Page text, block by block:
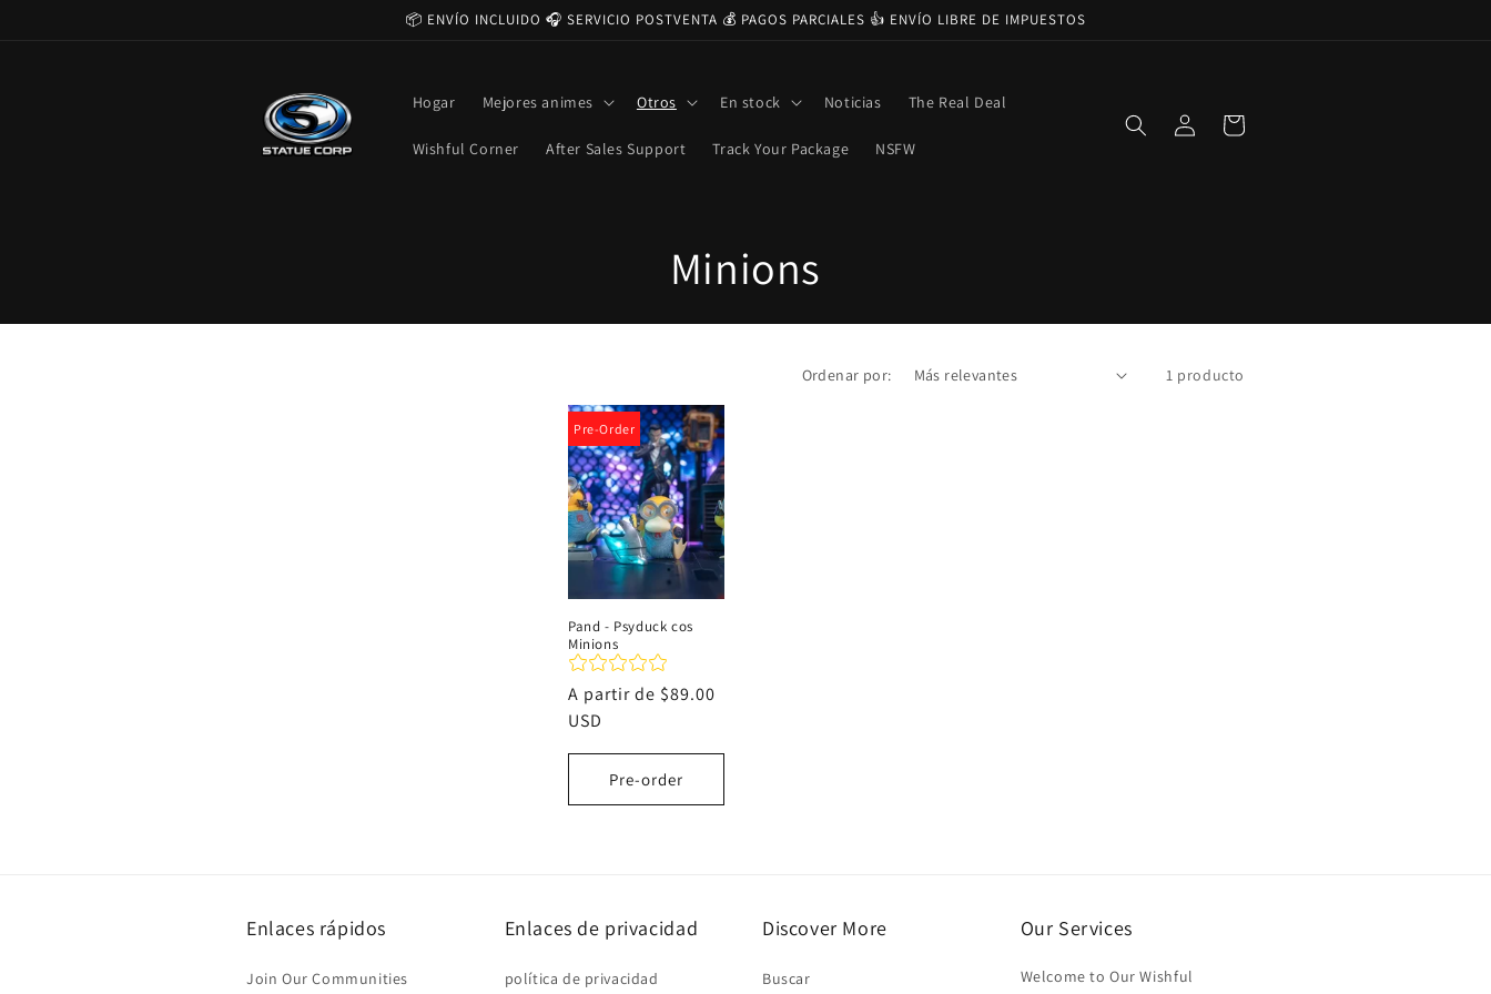
📦 ENVÍO INCLUIDO 🎧 SERVICIO POSTVENTA 💰 PAGOS PARCIALES 👍 ENVÍO LIBRE DE IMPUESTOS
Hogar Mejores animes Otros En stock Noticias The Real Deal
Wishful Corner After Sales Support Track Your Package NSFW
Iniciar
sesión
Carrito
C
o
e
c
c
i
:
Minions
Ordenar por: 1 producto
Pre-Order
Pand - Psyduck cos
Minions
Precio
habitual
A partir de $89.00
USD
Pre-order
Enlaces rápidos
Join Our Communities
Enlaces de privacidad
política de privacidad
Discover More
Buscar
Our Services
Welcome to Our Wishful